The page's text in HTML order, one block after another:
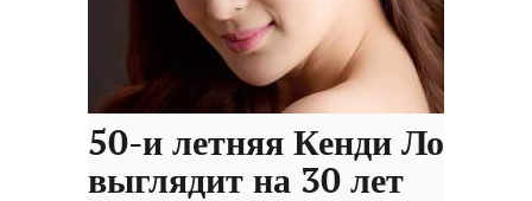
50-и летняя Кенди Ло
выглядит на 30 лет